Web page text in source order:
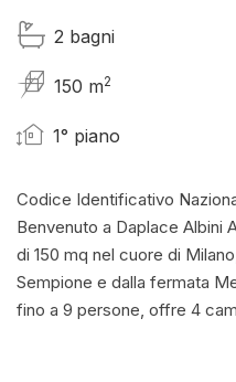
2 bagni
150 m2
1° piano
Codice Identificativo
Benvenuto a Daplace Albini
di 150 mq nel cuore di
Sempione e dalla fermata
fino a 9 persone, offre 4